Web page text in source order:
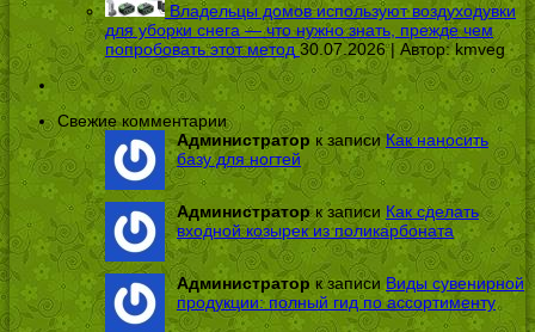
Владельцы домов используют воздуходувки
для уборки снега — что нужно знать, прежде чем
попробовать этот метод 30.07.2026 | Автор:kmveg
Свежие комментарии
Администратор к записиКак наносить
базу для ногтей
Администраторк записи Как сделать
входной козырек из поликарбоната
Администратор к записиВиды сувенирной
продукции: полный гид по ассортименту